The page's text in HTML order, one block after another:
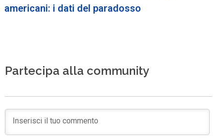
americani: i dati del paradosso
Partecipa alla community